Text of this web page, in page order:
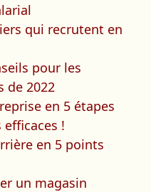
qui recrutent en
pour les
de 2022
en 5 étapes
!
en 5 points
un magasin